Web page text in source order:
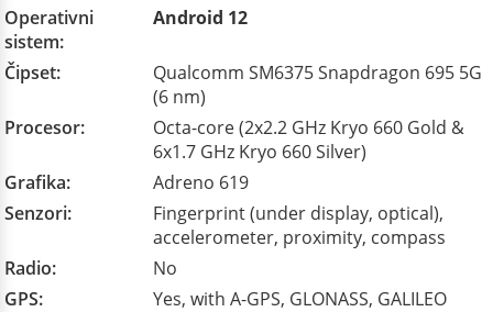
Operativni
sistem:
Android 12
Čipset:
Qualcomm SM6375 Snapdragon 695 5G
(6 nm)
Procesor:
Octa-core (2x2.2 GHz Kryo 660 Gold &
6x1.7 GHz Kryo 660 Silver)
Grafika:
Adreno 619
Senzori:
Fingerprint (under display, optical),
accelerometer, proximity, compass
Radio:
No
GPS:
Yes, with A-GPS, GLONASS, GALILEO